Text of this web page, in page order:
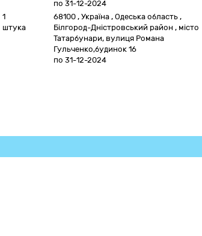
по 31-12-2024
1
штука
68100 , Україна , Одеська область ,
Білгород-Дністровський район , місто
Татарбунари, вулиця Романа
Гульченко,будинок 16
по 31-12-2024